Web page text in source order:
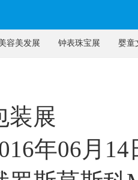
容美发展 钟表珠宝展 婴童
装展
年06月14